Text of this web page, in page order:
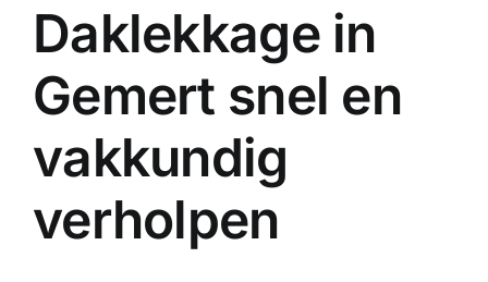
Daklekkage in
Gemert snel en
vakkundig
verholpen